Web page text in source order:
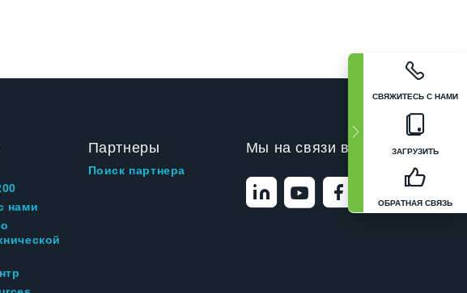
СВЯЖИТЕСЬ С НАМИ
ЗАГРУЗИТЬ
ОБРАТНАЯ СВЯЗЬ
нами
Партнеры
Поиск партнера
Мы на связи в